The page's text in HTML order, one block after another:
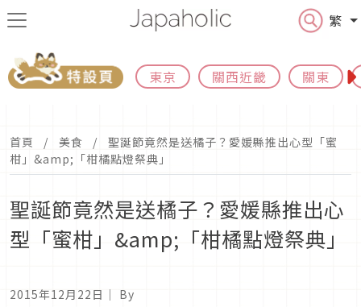
繁
東京 關西近畿 關東
首頁 美食
聖誕節竟然是送橘子？愛媛縣推出心型「蜜
柑」&amp;「柑橘點燈祭典」
聖誕節竟然是送橘子？愛媛縣推出心
型「蜜柑」&amp;「柑橘點燈祭典」
2015年12月22日 ｜ By